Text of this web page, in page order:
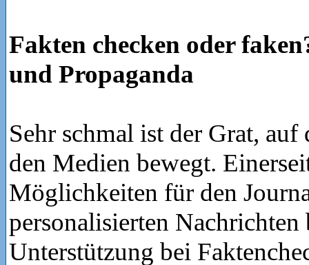
Fakten checken oder
und Propaganda
Sehr schmal ist der Grat,
den Medien bewegt.
Möglichkeiten für den
personalisierten Nachrichten
Unterstützung bei